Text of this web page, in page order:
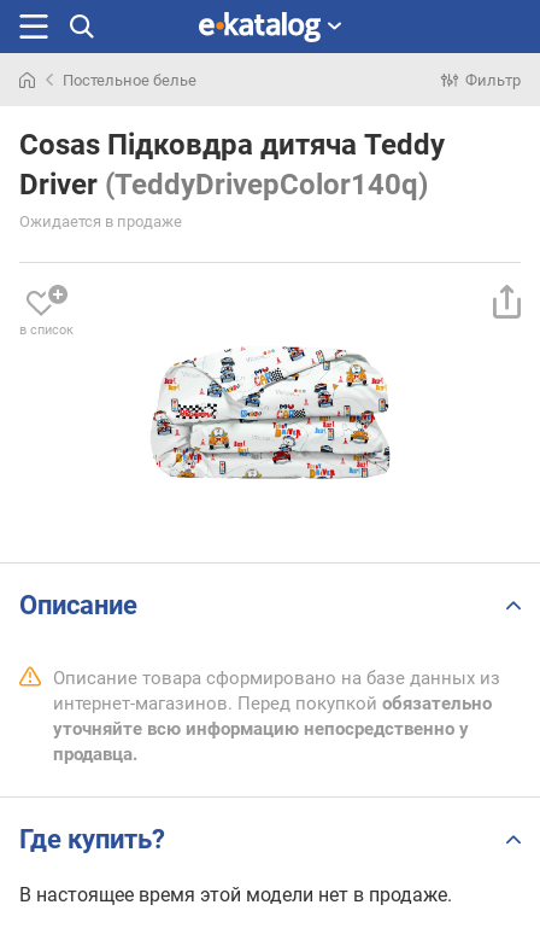
раньше
Постельное белье Фильтр
Cosas Підковдра дитяча Teddy
Driver (TeddyDrivepColor140q)
Ожидается в продаже
в список
Описание
Описание товара сформировано на базе данных из
интернет-магазинов. Перед покупкой обязательно
уточняйте всю информацию непосредственно у
продавца.
Где купить?
В настоящее время этой модели нет в продаже.